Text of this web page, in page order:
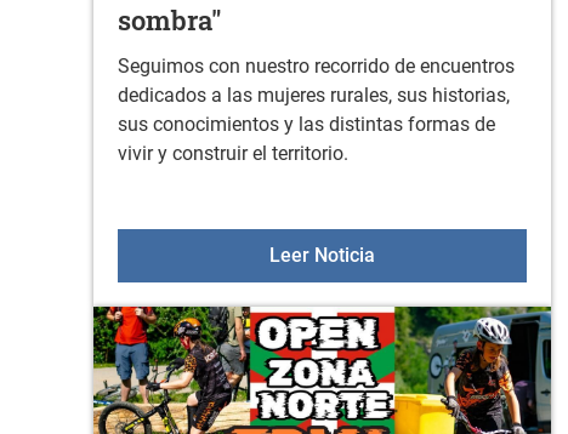
sombra"
Seguimos con nuestro recorrido de encuentros
dedicados a las mujeres rurales, sus historias,
sus conocimientos y las distintas formas de
vivir y construir el territorio.
Leer NoticiaTaller de reflexión en